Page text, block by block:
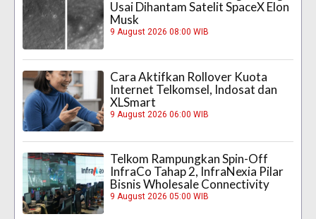
Usai Dihantam Satelit SpaceX Elon
Musk
9 August 2026 08:00 WIB
Cara Aktifkan Rollover Kuota
Internet Telkomsel, Indosat dan
XLSmart
9 August 2026 06:00 WIB
Telkom Rampungkan Spin-Off
InfraCo Tahap 2, InfraNexia Pilar
Bisnis Wholesale Connectivity
9 August 2026 05:00 WIB